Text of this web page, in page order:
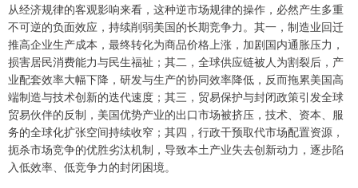
从经济规律的客观影响来看，这种逆市场规律的操作，必然产生多重
不可逆的负面效应，持续削弱美国的长期竞争力。其一，制造业回迁
推高企业生产成本，最终转化为商品价格上涨，加剧国内通胀压力，
损害居民消费能力与民生福祉；其二，全球供应链被人为割裂后，产
业配套效率大幅下降，研发与生产的协同效率降低，反而拖累美国高
端制造与技术创新的迭代速度；其三，贸易保护与封闭政策引发全球
贸易伙伴的反制，美国优势产业的出口市场被挤压，技术、资本、服
务的全球化扩张空间持续收窄；其四，行政干预取代市场配置资源，
扼杀市场竞争的优胜劣汰机制，导致本土产业失去创新动力，逐步陷
入低效率、低竞争力的封闭困境。